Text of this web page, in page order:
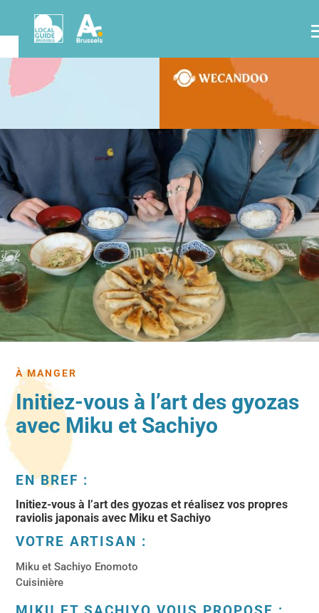
À MANGER
Initiez-vous à l’art des gyozas
avec Miku et Sachiyo
EN BREF :
Initiez-vous à l’art des gyozas et réalisez vos propres
raviolis japonais avec Miku et Sachiyo
VOTRE ARTISAN :
Miku et Sachiyo Enomoto
Cuisinière